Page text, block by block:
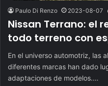
Paulo Di Renzo 2023-08-07
Nissan Terrano: el
todo terreno con
En el universo automotriz, las
diferentes marcas han dado
adaptaciones de modelos.…